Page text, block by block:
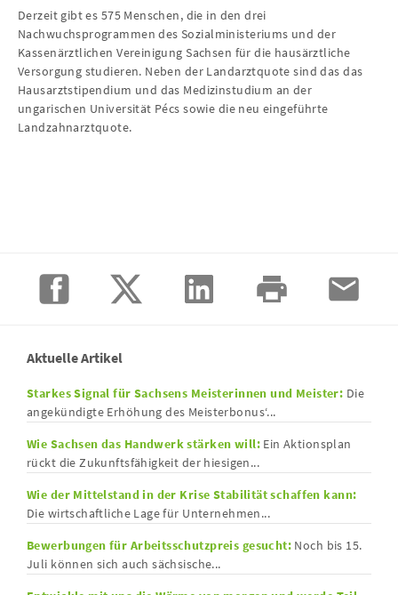
Derzeit gibt es 575 Menschen, die in den drei
Nachwuchsprogrammen des Sozialministeriums und der
Kassenärztlichen Vereinigung Sachsen für die hausärztliche
Versorgung studieren. Neben der Landarztquote sind das das
Hausarztstipendium und das Medizinstudium an der
ungarischen Universität Pécs sowie die neu eingeführte
Landzahnarztquote.
Aktuelle Artikel
Starkes Signal für Sachsens Meisterinnen und Meister: Die
angekündigte Erhöhung des Meisterbonus‘...
Wie Sachsen das Handwerk stärken will:Ein Aktionsplan
rückt die Zukunftsfähigkeit der hiesigen...
Wie der Mittelstand in der Krise Stabilität schaffen kann:
Die wirtschaftliche Lage für Unternehmen...
Bewerbungen für Arbeitsschutzpreis gesucht: Noch bis 15.
Juli können sich auch sächsische...